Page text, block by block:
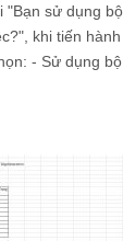
"Bạn sử dụng
khi tiến
- Sử dụng